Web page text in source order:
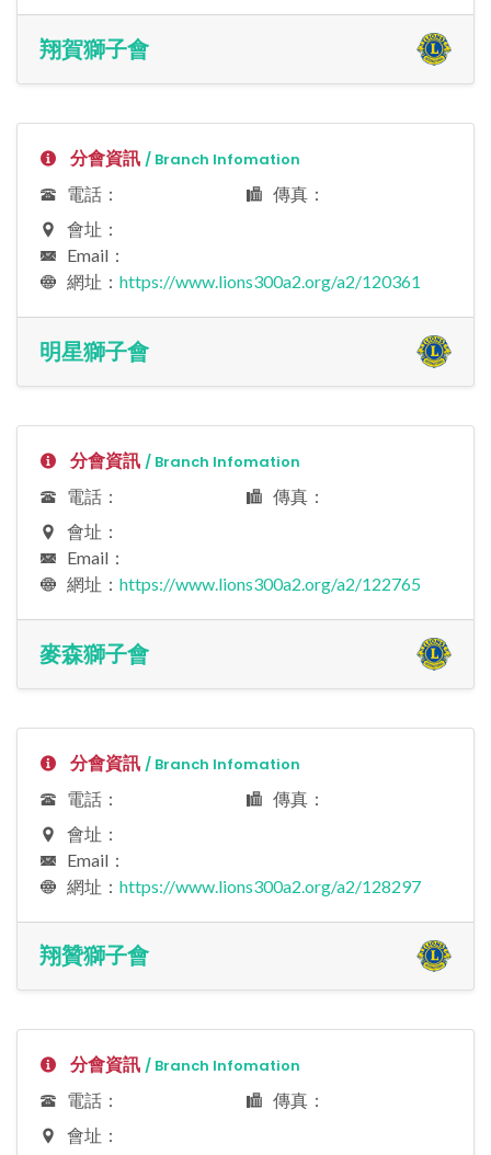
翔賀獅子會
分會資訊 / Branch Infomation
電話：
傳真：
會址：
Email：
網址： https://www.lions300a2.org/a2/120361
明星獅子會
分會資訊 / Branch Infomation
電話：
傳真：
會址：
Email：
網址： https://www.lions300a2.org/a2/122765
麥森獅子會
分會資訊 / Branch Infomation
電話：
傳真：
會址：
Email：
網址： https://www.lions300a2.org/a2/128297
翔贊獅子會
分會資訊 / Branch Infomation
電話：
傳真：
會址：